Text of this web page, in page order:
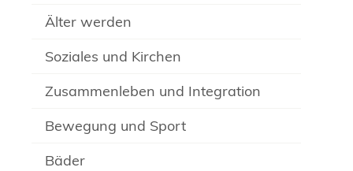
Älter werden
Soziales und Kirchen
Zusammenleben und Integration
Bewegung und Sport
Bäder